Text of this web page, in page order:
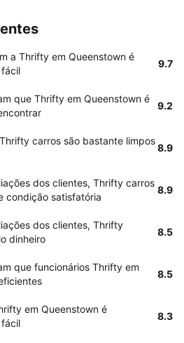
a Thrifty em Queenstown é
9.7
que Thrifty em Queenstown é
9.2
carros são bastante limpos
8.9
dos clientes, Thrifty carros
condição satisfatória
8.9
dos clientes, Thrifty
dinheiro
8.5
que funcionários Thrifty em
8.5
em Queenstown é
8.3